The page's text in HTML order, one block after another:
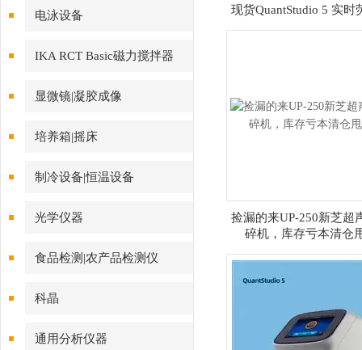
电泳设备
IKA RCT Basic磁力搅拌器
显微镜|凝胶成像
培养箱|摇床
制冷设备|恒温设备
光学仪器
食品检测|农产品检测仪
科晶
通用分析仪器
现货QuantStudio 5 实时
捡漏的来UP-250新芝超
碎机，库存亏本清仓